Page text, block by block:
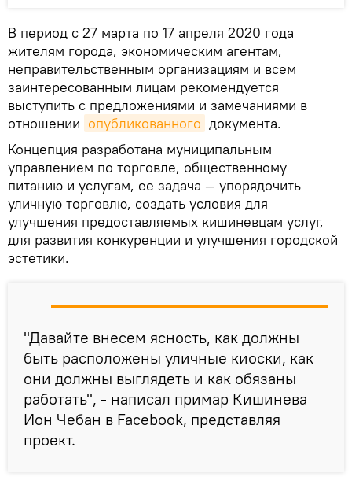
В период с 27 марта по 17 апреля 2020 года
жителям города, экономическим агентам,
неправительственным организациям и всем
заинтересованным лицам рекомендуется
выступить с предложениями и замечаниями в
отношении опубликованного документа.
Концепция разработана муниципальным
управлением по торговле, общественному
питанию и услугам, ее задача — упорядочить
уличную торговлю, создать условия для
улучшения предоставляемых кишиневцам услуг,
для развития конкуренции и улучшения городской
эстетики.
"Давайте внесем ясность, как должны
быть расположены уличные киоски, как
они должны выглядеть и как обязаны
работать", - написал примар Кишинева
Ион Чебан в Facebook, представляя
проект.